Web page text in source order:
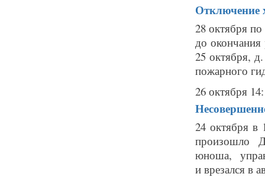
Отключение
28 октября
до
25 октября,
пожарного
26 октября
24 октября в
произошло
юноша,
и врезался в